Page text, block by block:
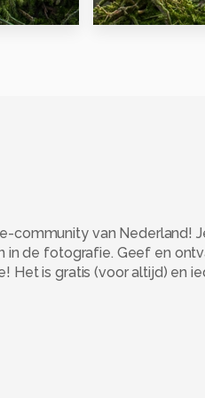
community van Nederland!
in de fotografie. Geef en
Het is gratis (voor altijd) en